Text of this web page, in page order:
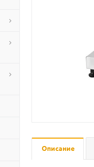
Описание